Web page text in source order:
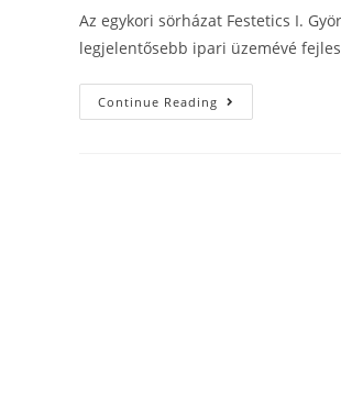
Az egykori sörházat Festetics I.
legjelentősebb ipari üzemévé
Continue Reading